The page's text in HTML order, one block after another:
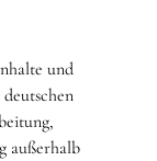
und
außerhalb